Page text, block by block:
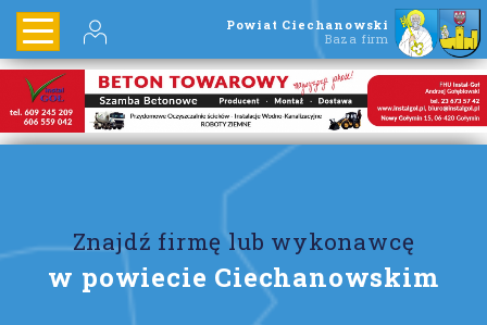
Powiat Ciechanowski
Baza firm
Znajdź firmę lub wykonawcę
w powiecie Ciechanowskim